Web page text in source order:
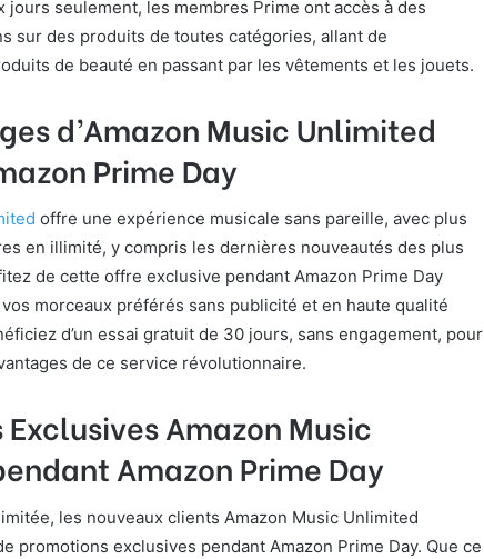
jours seulement, les membres Prime ont accès à des
sur des produits de toutes catégories, allant de
de beauté en passant par les vêtements et les jouets.
d’Amazon Music Unlimited
Prime Day
offre une expérience musicale sans pareille, avec plus
en illimité, y compris les dernières nouveautés des plus
de cette offre exclusive pendant Amazon Prime Day
morceaux préférés sans publicité et en haute qualité
d’un essai gratuit de 30 jours, sans engagement, pour
de ce service révolutionnaire.
Amazon Music
Amazon Prime Day
les nouveaux clients Amazon Music Unlimited
promotions exclusives pendant Amazon Prime Day. Que ce